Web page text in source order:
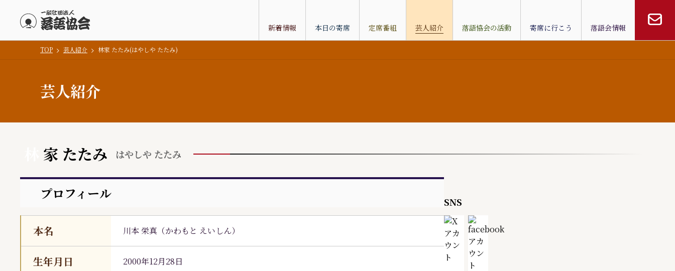
新着情報 本日の寄席 定席番組 芸人紹介 落語協会の活動 寄席に行こう 落語会情報
TOP 芸人紹介 林家 たたみ(はやしや たたみ)
芸人紹介
家 たたみ はやしや たたみ
SNS
プロフィール
本名 川本 栄真 （かわもと えいしん）
生年月日 2000年12月28日